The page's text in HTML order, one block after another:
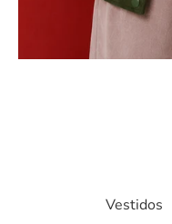
Vestidos